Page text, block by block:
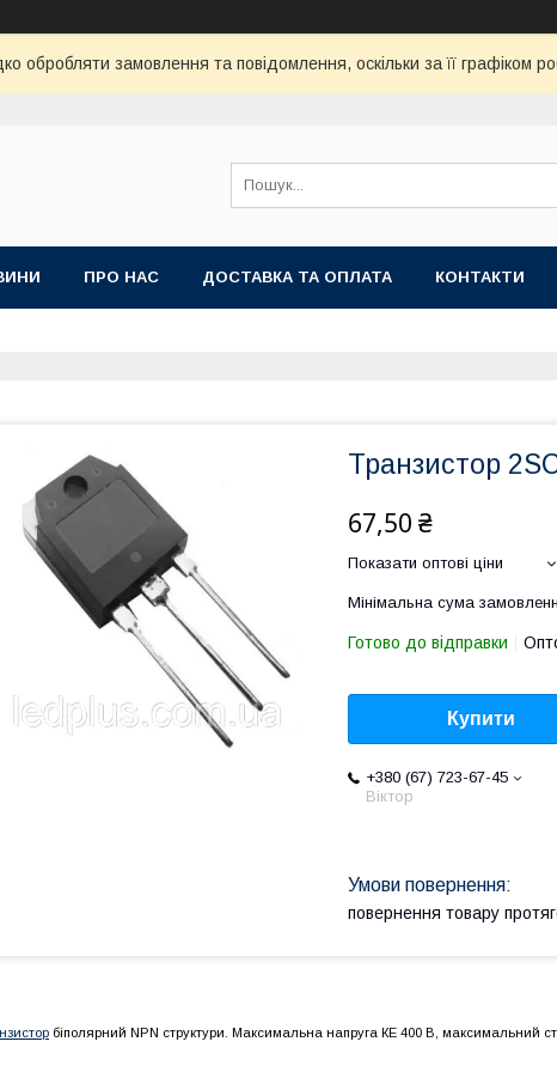
обробляти замовлення та повідомлення, оскільки за її графіком
ПРО НАС ДОСТАВКА ТА ОПЛАТА КОНТАКТИ
Транзистор
67,50 ₴
Показати оптові ціни
Мінімальна сума
Готово до відправки
Купити
+380 (67) 723-67-45
Віктор
повернення товару
біполярний NPN структури. Максимальна напруга КЕ 400 В, максимальний